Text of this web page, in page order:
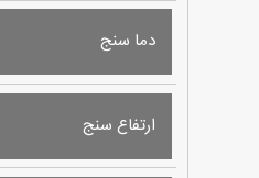
دما سنج
ارتفاع سنج